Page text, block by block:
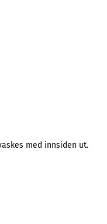
med innsiden ut.